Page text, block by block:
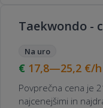
Taekwondo -
Na uro
17,8—25,2 €/h
Povprečna cena je
najcenejšimi in